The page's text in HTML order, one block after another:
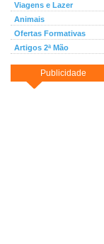
Viagens e Lazer
Animais
Ofertas Formativas
Artigos 2ª Mão
Publicidade